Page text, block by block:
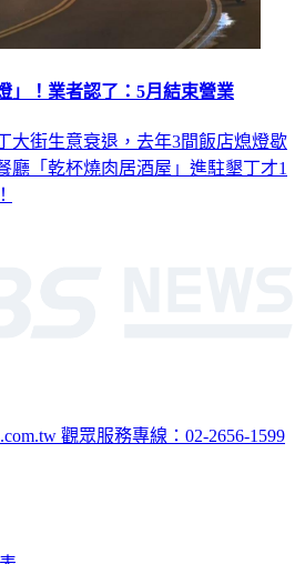
」！業者認了：5月結束營業
大街生意衰退，去年3間飯店熄燈歇
廳「乾杯燒肉居酒屋」進駐墾丁才1
觀眾服務專線：02-2656-1599